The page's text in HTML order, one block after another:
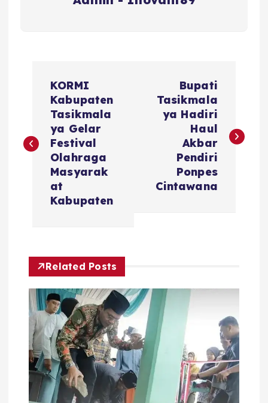
v
s
p
o
s
KORMI
Kabupaten
Tasikmala
ya Gelar
Festival
Olahraga
Masyarak
at
Kabupaten
Bupati
Tasikmala
ya Hadiri
Haul
Akbar
Pendiri
Ponpes
Cintawana
Related Posts